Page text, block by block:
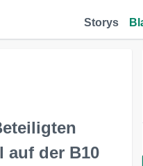
Storys
auf der B10